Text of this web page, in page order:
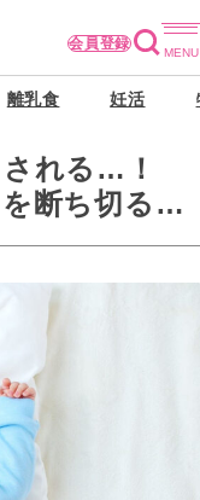
会員登録
離乳食 妊活
れる…！
断ち切る方
の睡眠メソ